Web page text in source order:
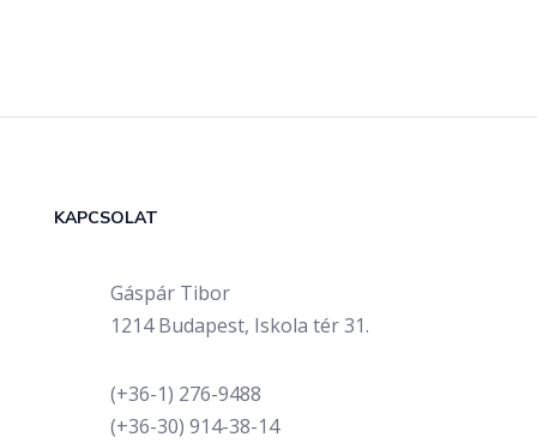
KAPCSOLAT
Gáspár Tibor
1214 Budapest, Iskola tér 31.
(+36-1) 276-9488
(+36-30) 914-38-14